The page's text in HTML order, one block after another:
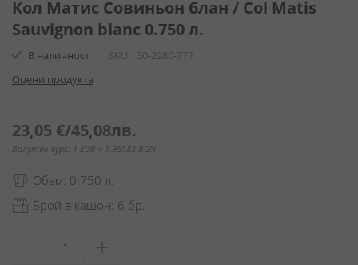
към
началото
на
галерия
снимки
Кол Матис Совиньон блан / Col Matis
Sauvignon blanc 0.750 л.
В наличност SKU
30-2280-777
Оцени продукта
23,05 €/45,08лв.
Валутен курс: 1 EUR = 1.95583 BGN
Обем: 0.750 л.
Брой в кашон: 6 бр.